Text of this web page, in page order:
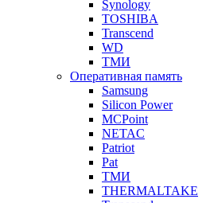
Synology
TOSHIBA
Transcend
WD
ТМИ
Оперативная память
Samsung
Silicon Power
MCPoint
NETAC
Patriot
Pat
ТМИ
THERMALTAKE